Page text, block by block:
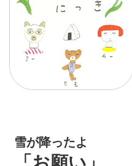
雪が降ったよ